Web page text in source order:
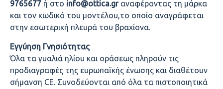
9765677 ή στο info@ottica.gr αναφέροντας τη μάρκα
και τον κωδικό του μοντέλου,το οποίο αναγράφεται
στην εσωτερική πλευρά του βραχίονα.
Εγγύηση Γνησιότητας
Όλα τα γυαλιά ηλίου και οράσεως πληρούν τις
προδιαγραφές της ευρωπαϊκής ένωσης και διαθέτουν
σήμανση CE. Συνοδεύονται από όλα τα πιστοποιητικά